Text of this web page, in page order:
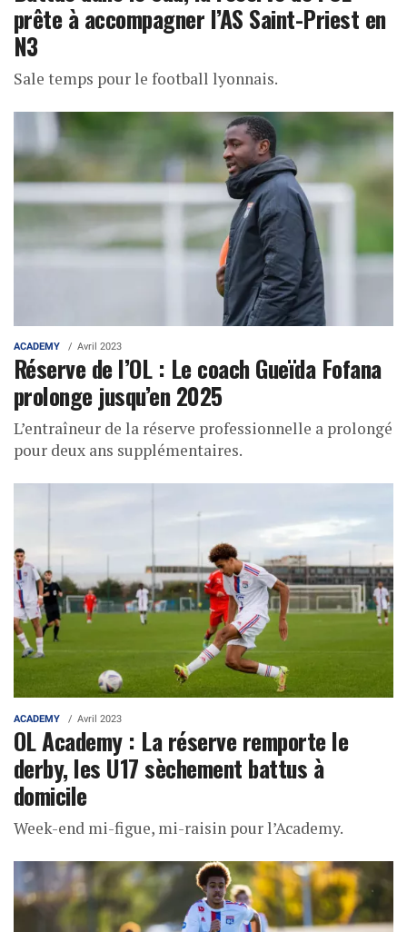
prête à accompagner l’AS Saint-Priest en
N3
Sale temps pour le football lyonnais.
ACADEMY Avril 2023
Réserve de l’OL : Le coach Gueïda Fofana
prolonge jusqu’en 2025
L’entraîneur de la réserve professionnelle a prolongé
pour deux ans supplémentaires.
ACADEMY Avril 2023
OL Academy : La réserve remporte le
derby, les U17 sèchement battus à
domicile
Week-end mi-figue, mi-raisin pour l’Academy.